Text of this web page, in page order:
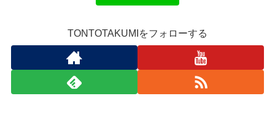
TONTOTAKUMIをフォローする